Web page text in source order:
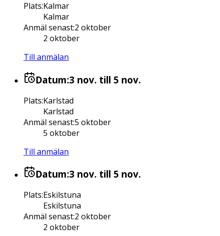
Plats:Kalmar
Kalmar
Anmäl senast:2 oktober
2 oktober
Till anmälan
Datum:3 nov. till 5 nov.
Plats:Karlstad
Karlstad
Anmäl senast:5 oktober
5 oktober
Till anmälan
Datum:3 nov. till 5 nov.
Plats:Eskilstuna
Eskilstuna
Anmäl senast:2 oktober
2 oktober